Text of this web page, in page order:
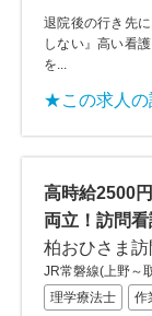
退院後の行き先
しない』高い看
を...
★この求人の
高時給2500
両立！訪問
柏おひさま
JR常磐線(上野～
理学療法士
作